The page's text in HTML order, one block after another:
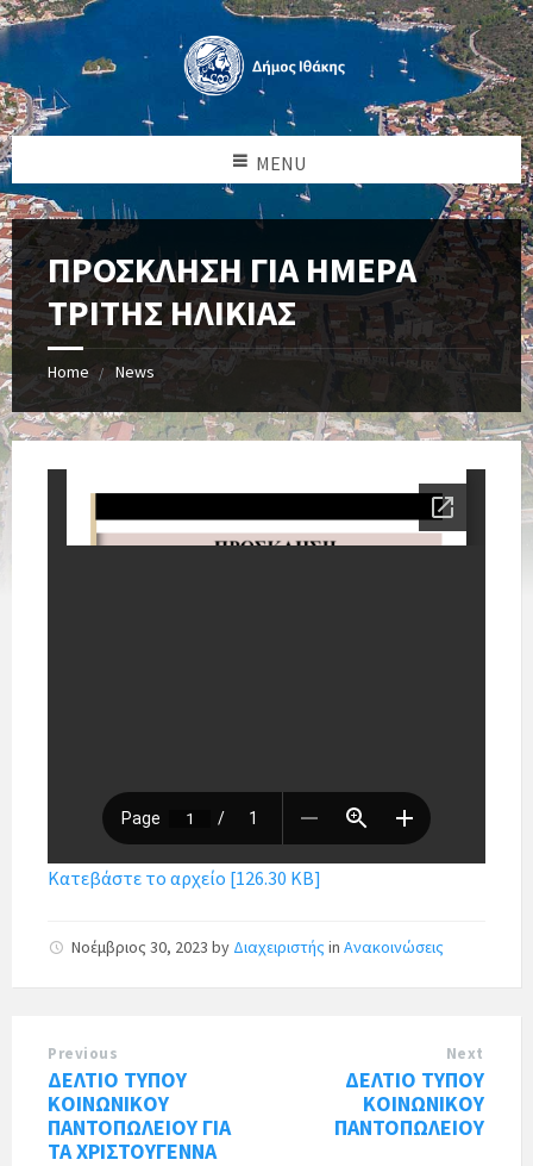
MENU
ΠΡΟΣΚΛΗΣΗ ΓΙΑ ΗΜΕΡΑ
ΤΡΙΤΗΣ ΗΛΙΚΙΑΣ
Home News
Κατεβάστε το αρχείο [126.30 KB]
Νοέμβριος 30, 2023 by Διαχειριστής in Ανακοινώσεις
Previous
ΔΕΛΤΙΟ ΤΥΠΟΥ
ΚΟΙΝΩΝΙΚΟΥ
ΠΑΝΤΟΠΩΛΕΙΟΥ ΓΙΑ
ΤΑ ΧΡΙΣΤΟΥΓΕΝΝΑ
Next
ΔΕΛΤΙΟ ΤΥΠΟΥ
ΚΟΙΝΩΝΙΚΟΥ
ΠΑΝΤΟΠΩΛΕΙΟΥ